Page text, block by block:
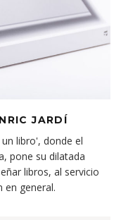
JARDÍ
un libro', donde el
pone su dilatada
libros, al servicio
en general.